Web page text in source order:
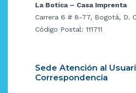
La Botica – Casa Imprenta
Carrera 6 # 8-77, Bogotá, D.
Código Postal: 111711
Sede Atención al
Correspondencia